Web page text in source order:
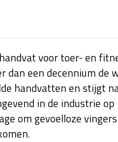
voor toer- en
dan een decennium de
handvatten en stijgt
in de industrie
om gevoelloze